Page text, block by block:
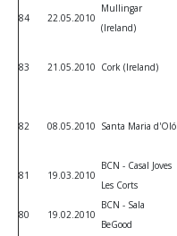
84 22.05.2010
Mullingar
(Ireland)
83 21.05.2010 Cork (Ireland)
82 08.05.2010 Santa Maria d'Oló
81 19.03.2010
BCN - Casal Joves
Les Corts
80 19.02.2010
BCN - Sala
BeGood